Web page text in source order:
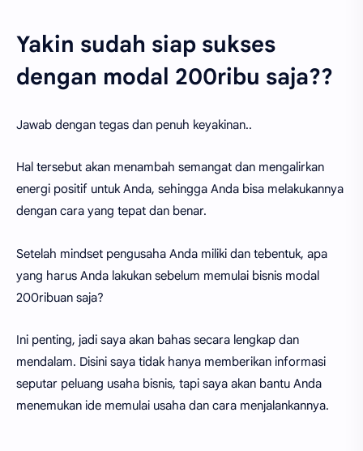
Yakin sudah siap sukses
dengan modal 200ribu saja??
Jawab dengan tegas dan penuh keyakinan..
Hal tersebut akan menambah semangat dan mengalirkan
energi positif untuk Anda, sehingga Anda bisa melakukannya
dengan cara yang tepat dan benar.
Setelah mindset pengusaha Anda miliki dan tebentuk, apa
yang harus Anda lakukan sebelum memulai bisnis modal
200ribuan saja?
Ini penting, jadi saya akan bahas secara lengkap dan
mendalam. Disini saya tidak hanya memberikan informasi
seputar peluang usaha bisnis, tapi saya akan bantu Anda
menemukan ide memulai usaha dan cara menjalankannya.